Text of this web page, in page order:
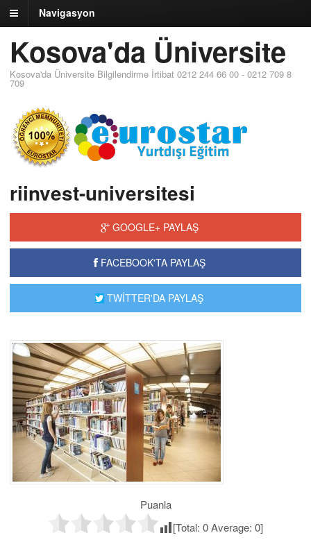
Navigasyon
Kosova'da Üniversite
Kosova'da Üniversite Bilgilendirme İrtibat 0212 244 66 00 - 0212 709 8
709
riinvest-universitesi
GOOGLE+ PAYLAŞ
FACEBOOK'TA PAYLAŞ
TWİTTER'DA PAYLAŞ
Puanla
[Total: 0Average: 0]